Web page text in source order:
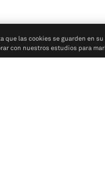
que las cookies se guarden en
con nuestros estudios para